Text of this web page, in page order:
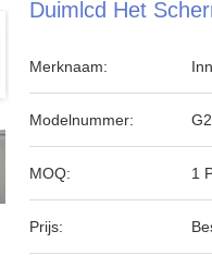
Duimlcd Het
Merknaam:
Modelnummer:
MOQ: 1
Prijs: